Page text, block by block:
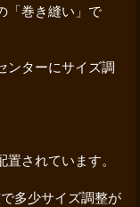
「巻き縫い」で
ンターにサイズ調
されています。
多少サイズ調整が